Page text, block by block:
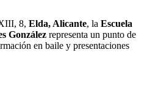
8, Elda, Alicante, la Escuela
González representa un punto de
en baile y presentaciones